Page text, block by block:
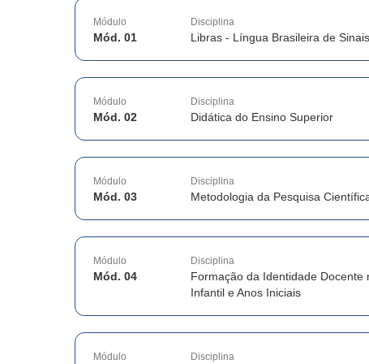
Módulo
Mód. 01
Disciplina
Libras - Língua Brasileira de Sinais
Módulo
Mód. 02
Disciplina
Didática do Ensino Superior
Módulo
Mód. 03
Disciplina
Metodologia da Pesquisa
Módulo
Mód. 04
Disciplina
Formação da Identidade Docente
Infantil e Anos Iniciais
Módulo Disciplina